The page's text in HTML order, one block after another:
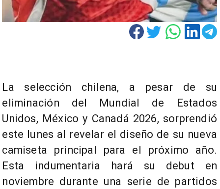
La selección chilena, a pesar de su
eliminación del Mundial de Estados
Unidos, México y Canadá 2026, sorprendió
este lunes al revelar el diseño de su nueva
camiseta principal para el próximo año.
Esta indumentaria hará su debut en
noviembre durante una serie de partidos